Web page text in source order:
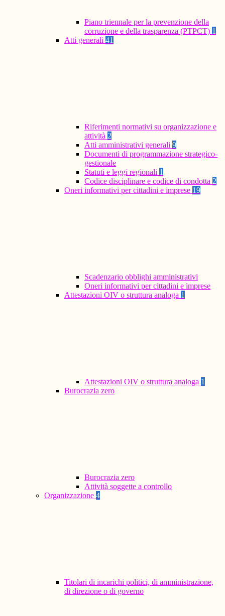
Piano triennale per la prevenzione della
corruzione e della trasparenza (PTPCT) 1
Atti generali 41
Riferimenti normativi su organizzazione e
attività 2
Atti amministrativi generali 9
Documenti di programmazione strategico-
gestionale
Statuti e leggi regionali 1
Codice disciplinare e codice di condotta 2
Oneri informativi per cittadini e imprese 19
Scadenzario obblighi amministrativi
Oneri informativi per cittadini e imprese
Attestazioni OIV o struttura analoga 1
Attestazioni OIV o struttura analoga 1
Burocrazia zero
Burocrazia zero
Attività soggette a controllo
Organizzazione 4
Titolari di incarichi politici, di amministrazione,
di direzione o di governo